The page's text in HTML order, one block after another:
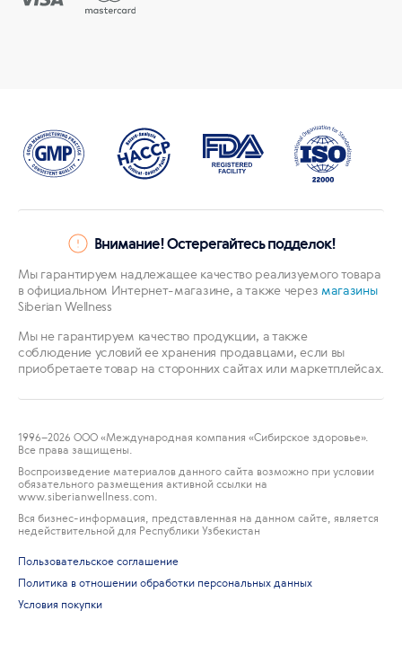
Внимание! Остерегайтесь подделок!
Мы гарантируем надлежащее качество реализуемого товара
в официальном Интернет-магазине, а также через магазины
Siberian Wellness
Мы не гарантируем качество продукции, а также
соблюдение условий ее хранения продавцами, если вы
приобретаете товар на сторонних сайтах или маркетплейсах.
1996–2026 ООО «Международная компания «Сибирское здоровье».
Все права защищены.
Воспроизведение материалов данного сайта возможно при условии
обязательного размещения активной ссылки на
www.siberianwellness.com.
Вся бизнес-информация, представленная на данном сайте, является
недействительной для Республики Узбекистан
Пользовательское соглашение
Политика в отношении обработки персональных данных
Условия покупки